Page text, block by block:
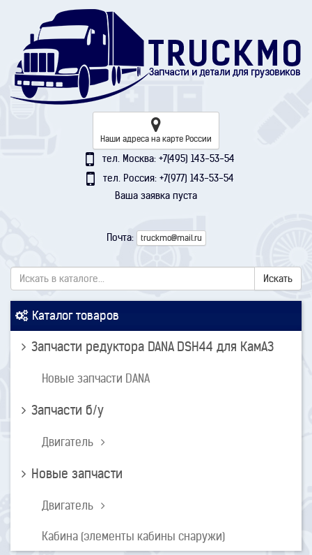
Наши адреса на карте России
тел. Москва: +7(495) 143-53-54
тел. Россия: +7(977) 143-53-54
Ваша заявка пуста
Почта: truckmo@mail.ru
Каталог товаров
Запчасти редуктора DANA DSH44 для КамАЗ
Новые запчасти DANA
Запчасти б/у
Двигатель
Новые запчасти
Двигатель
Кабина (элементы кабины снаружи)